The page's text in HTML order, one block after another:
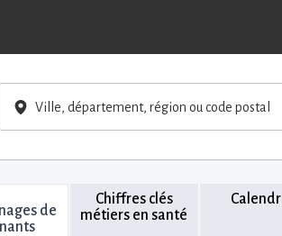
Ville, département, région ou code postal
de
Chiffres clés
métiers en santé